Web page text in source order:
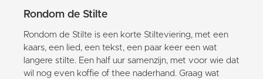
Rondom de Stilte
Rondom de Stilte is een korte Stilteviering, met een
kaars, een lied, een tekst, een paar keer een wat
langere stilte. Een half uur samenzijn, met voor wie dat
wil nog even koffie of thee naderhand. Graag wat